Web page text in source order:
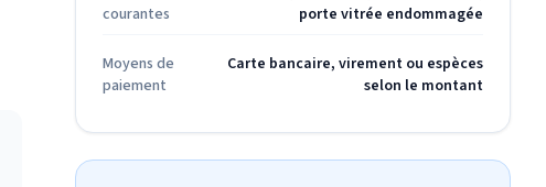
courantes
porte vitrée endommagée
Moyens de
paiement
Carte bancaire, virement ou espèces
selon le montant